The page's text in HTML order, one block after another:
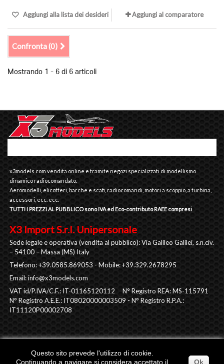
Aggiungi alla lista dei desideri Aggiungi al comparatore
Confronta (0)
Mostrando 1 - 6 di 6 articoli
x3models.com vendita online e tramite negozi specializzati di modellismo
dinamico radiocomandato.
Aeromodelli, elicotteri, barche e scafi, radiocomandi, motori a scoppio, a turbina,
accessori, ecc. ecc.
TUTTI I PREZZI AL PUBBLICO sono IVA ed Eco-contributo RAEE compresi
X3 Import S.r.l. Unipersonale
Sede legale e operativa (vendita al pubblico): Via Galileo Galilei, s.n.civ.
– 54100 – Massa (MS) Italy
Telefono: +39.0585.869053 - Mobile: +39.329.2678295
Email:info@x3models.com
VAT id/P.IVA/C.F.: IT-01165120112 N° Registro REA: MS-115791
N° Registro A.E.E.: IT08020000003509 - N° Registro R.P.A.:
IT11120P00002708
Questo sito prevede l'utilizzo di cookie.
Continuando a navigare si considera accettato il
Ok